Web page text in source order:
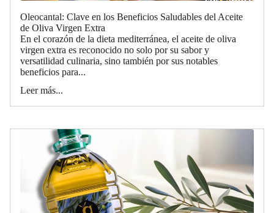
Oleocantal: Clave en los Beneficios Saludables del Aceite
de Oliva Virgen Extra
En el corazón de la dieta mediterránea, el aceite de oliva
virgen extra es reconocido no solo por su sabor y
versatilidad culinaria, sino también por sus notables
beneficios para...
Leer más...